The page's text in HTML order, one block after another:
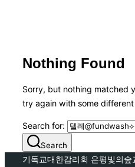
Nothing Found
Sorry, but nothing matched
try again with some
Search for:
Search
기독교대한감리회 은평빛의숲